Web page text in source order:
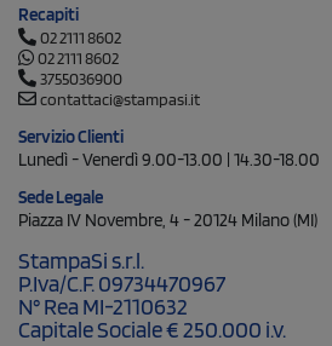
Recapiti
02 2111 8602
02 2111 8602
3755036900
contattaci@stampasi.it
Servizio Clienti
Lunedì - Venerdì 9.00-13.00 | 14.30-18.00
Sede Legale
Piazza IV Novembre, 4 - 20124 Milano (MI)
StampaSi s.r.l.
P.Iva/C.F. 09734470967
N° Rea MI-2110632
Capitale Sociale € 250.000 i.v.